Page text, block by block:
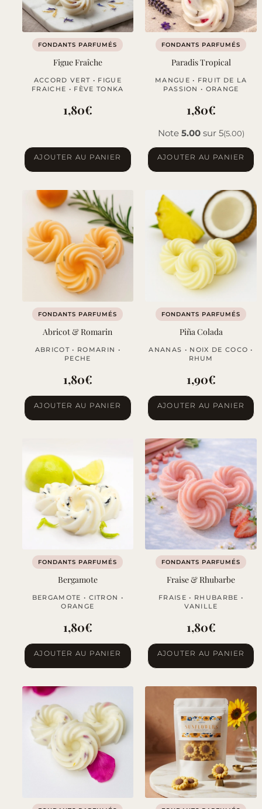
FONDANTS PARFUMÉS
Figue Fraîche
ACCORD VERT • FIGUE
FRAICHE • FÈVE TONKA
1,80€
AJOUTER AU PANIER
FONDANTS PARFUMÉS
Paradis Tropical
MANGUE • FRUIT DE LA
PASSION • ORANGE
1,80€
Note 5.00sur 5(5.00)
AJOUTER AU PANIER
FONDANTS PARFUMÉS
Abricot & Romarin
ABRICOT • ROMARIN •
PECHE
1,80€
AJOUTER AU PANIER
FONDANTS PARFUMÉS
Piña Colada
ANANAS • NOIX DE COCO •
RHUM
1,90€
AJOUTER AU PANIER
FONDANTS PARFUMÉS
Bergamote
BERGAMOTE • CITRON •
ORANGE
1,80€
AJOUTER AU PANIER
FONDANTS PARFUMÉS
Fraise & Rhubarbe
FRAISE • RHUBARBE •
VANILLE
1,80€
AJOUTER AU PANIER